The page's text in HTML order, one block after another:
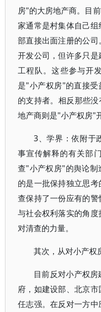
房"的大房地产商。目
家通常是村集体自己
部直接出面注册的公
开发公司，但许多只
工程队。这些参与开
是"小产权房"的直接
的支持者。相反那些
地产商则是"小产权房"
3、学界：依附于
事宣传解释的有关部
查"小产权房"的舆论制
的是一批保持独立思
查保持了一份应有的
与社会权利落实的角
对清查的力量。
其次，从对小产权
目前反对小产权
府，如建设部、北京
任志强。在反对一方